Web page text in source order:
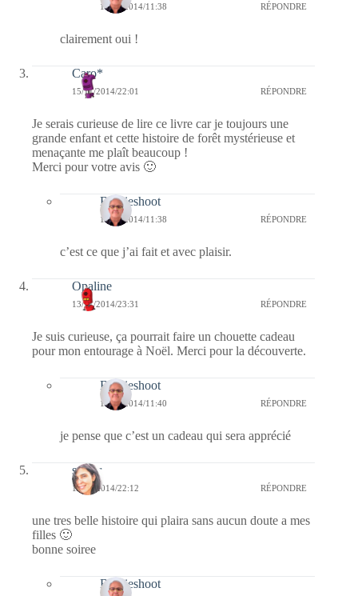
16/11/2014/11:38 RÉPONDRE
clairement oui !
Caro*
15/11/2014/22:01 RÉPONDRE
Je serais curieuse de lire ce livre car je toujours une
grande enfant et cette histoire de forêt mystérieuse et
menaçante me plaît beaucoup !
Merci pour votre avis 🙂
Bernieshoot
16/11/2014/11:38 RÉPONDRE
c’est ce que j’ai fait et avec plaisir.
Opaline
13/11/2014/23:31 RÉPONDRE
Je suis curieuse, ça pourrait faire un chouette cadeau
pour mon entourage à Noël. Merci pour la découverte.
Bernieshoot
16/11/2014/11:40 RÉPONDRE
je pense que c’est un cadeau qui sera apprécié
samar
13/11/2014/22:12 RÉPONDRE
une tres belle histoire qui plaira sans aucun doute a mes
filles 🙂
bonne soiree
Bernieshoot